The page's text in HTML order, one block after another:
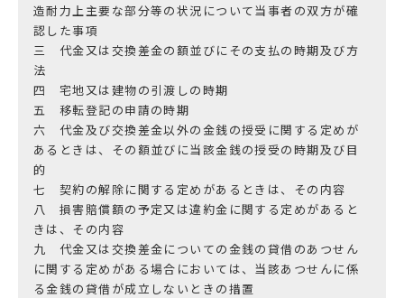
造耐力上主要な部分等の状況について当事者の双方が確
認した事項
三 代金又は交換差金の額並びにその支払の時期及び方
法
四 宅地又は建物の引渡しの時期
五 移転登記の申請の時期
六 代金及び交換差金以外の金銭の授受に関する定めが
あるときは、その額並びに当該金銭の授受の時期及び目
的
七 契約の解除に関する定めがあるときは、その内容
八 損害賠償額の予定又は違約金に関する定めがあると
きは、その内容
九 代金又は交換差金についての金銭の貸借のあつせん
に関する定めがある場合においては、当該あつせんに係
る金銭の貸借が成立しないときの措置